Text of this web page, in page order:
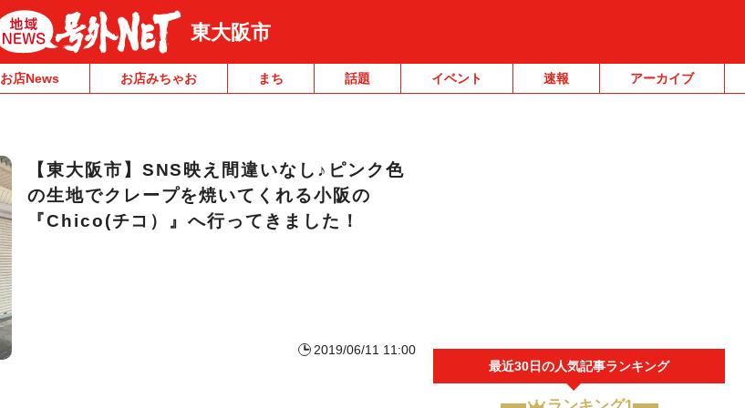
東大阪市
お店News お店みちゃお まち 話題 イベント 速報 アーカイブ
【東大阪市】SNS映え間違いなし♪ピンク色
の生地でクレープを焼いてくれる小阪の
『Chico(チコ）』へ行ってきました！
2019/06/11 11:00
最近30日の人気記事ランキング